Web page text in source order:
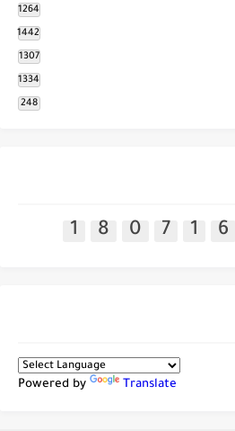
1264
1442
1307
1334
248
1 8 0 7 1 6
Powered by Translate